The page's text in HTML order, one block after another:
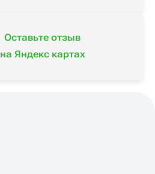
Оставьте отзыв
на Яндекс картах